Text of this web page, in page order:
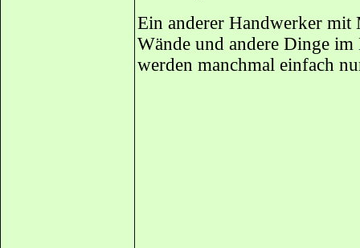
Ein anderer Handwerker mit
Wände und andere Dinge
werden manchmal einfach